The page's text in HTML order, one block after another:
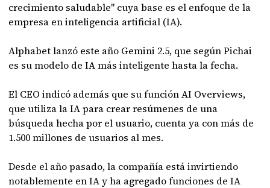
crecimiento saludable" cuya base es el enfoque de la
empresa en inteligencia artificial (IA).
Alphabet lanzó este año Gemini 2.5, que según Pichai
es su modelo de IA más inteligente hasta la fecha.
El CEO indicó además que su función AI Overviews,
que utiliza la IA para crear resúmenes de una
búsqueda hecha por el usuario, cuenta ya con más de
1.500 millones de usuarios al mes.
Desde el año pasado, la compañía está invirtiendo
notablemente en IA y ha agregado funciones de IA